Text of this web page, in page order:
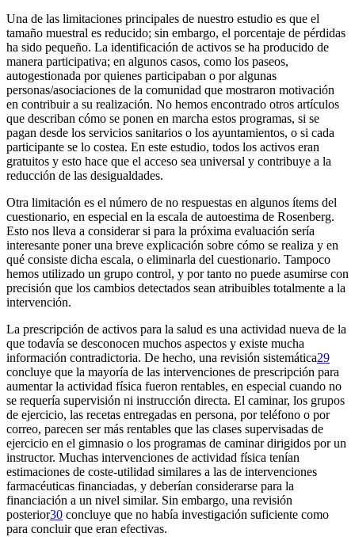
Una de las limitaciones principales de nuestro estudio es que el
tamaño muestral es reducido; sin embargo, el porcentaje de pérdidas
ha sido pequeño. La identificación de activos se ha producido de
manera participativa; en algunos casos, como los paseos,
autogestionada por quienes participaban o por algunas
personas/asociaciones de la comunidad que mostraron motivación
en contribuir a su realización. No hemos encontrado otros artículos
que describan cómo se ponen en marcha estos programas, si se
pagan desde los servicios sanitarios o los ayuntamientos, o si cada
participante se lo costea. En este estudio, todos los activos eran
gratuitos y esto hace que el acceso sea universal y contribuye a la
reducción de las desigualdades.
Otra limitación es el número de no respuestas en algunos ítems del
cuestionario, en especial en la escala de autoestima de Rosenberg.
Esto nos lleva a considerar si para la próxima evaluación sería
interesante poner una breve explicación sobre cómo se realiza y en
qué consiste dicha escala, o eliminarla del cuestionario. Tampoco
hemos utilizado un grupo control, y por tanto no puede asumirse con
precisión que los cambios detectados sean atribuibles totalmente a la
intervención.
La prescripción de activos para la salud es una actividad nueva de la
que todavía se desconocen muchos aspectos y existe mucha
información contradictoria. De hecho, una revisión sistemática29
concluye que la mayoría de las intervenciones de prescripción para
aumentar la actividad física fueron rentables, en especial cuando no
se requería supervisión ni instrucción directa. El caminar, los grupos
de ejercicio, las recetas entregadas en persona, por teléfono o por
correo, parecen ser más rentables que las clases supervisadas de
ejercicio en el gimnasio o los programas de caminar dirigidos por un
instructor. Muchas intervenciones de actividad física tenían
estimaciones de coste-utilidad similares a las de intervenciones
farmacéuticas financiadas, y deberían considerarse para la
financiación a un nivel similar. Sin embargo, una revisión
posterior30 concluye que no había investigación suficiente como
para concluir que eran efectivas.